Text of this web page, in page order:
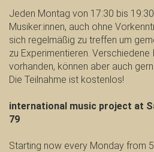
Jeden Montag von 17:30 bis
Musiker:innen, auch ohne
sich regelmäßig zu treffen um
zu Experimentieren. Verschiedene
vorhanden, können aber auch
Die Teilnahme ist kostenlos!
international music project at
79
Starting now every Monday from